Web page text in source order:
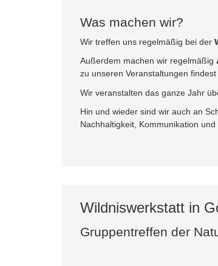
Was machen wir?
Wir treffen uns regelmäßig bei der
Außerdem machen wir regelmäßig
zu unseren Veranstaltungen findest
Wir veranstalten das ganze Jahr
Hin und wieder sind wir auch an
Nachhaltigkeit, Kommunikation und
Wildniswerkstatt in
Gruppentreffen der